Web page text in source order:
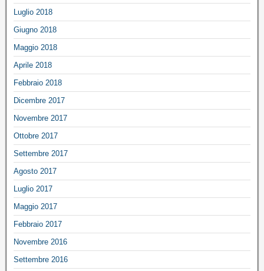
Luglio 2018
Giugno 2018
Maggio 2018
Aprile 2018
Febbraio 2018
Dicembre 2017
Novembre 2017
Ottobre 2017
Settembre 2017
Agosto 2017
Luglio 2017
Maggio 2017
Febbraio 2017
Novembre 2016
Settembre 2016